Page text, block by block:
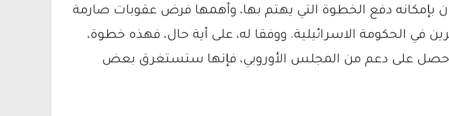
بإمكانه دفع الخطوة التي يهتم بها، وأهمها فرض عقوبات صارمة
في الحكومة الاسرائيلية. ووفقا له، على أية حال، فهذه خطوة،
حصل على دعم من المجلس الأوروبي، فإنها ستستغرق بعض